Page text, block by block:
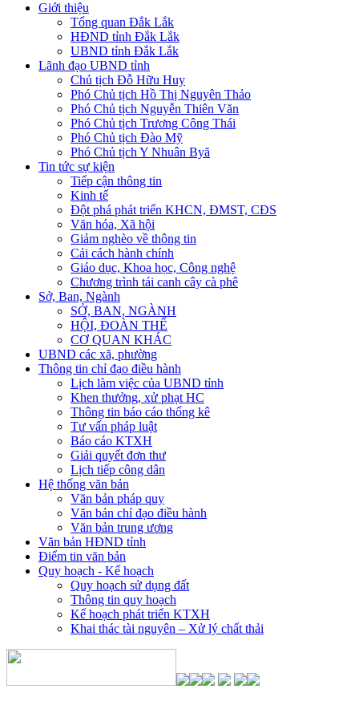
Giới thiệu
Tổng quan Đắk Lắk
HĐND tỉnh Đắk Lắk
UBND tỉnh Đắk Lắk
Lãnh đạo UBND tỉnh
Chủ tịch Đỗ Hữu Huy
Phó Chủ tịch Hồ Thị Nguyên Thảo
Phó Chủ tịch Nguyễn Thiên Văn
Phó Chủ tịch Trương Công Thái
Phó Chủ tịch Đào Mỹ
Phó Chủ tịch Y Nhuân Byă
Tin tức sự kiện
Tiếp cận thông tin
Kinh tế
Đột phá phát triển KHCN, ĐMST, CĐS
Văn hóa, Xã hội
Giảm nghèo về thông tin
Cải cách hành chính
Giáo dục, Khoa học, Công nghệ
Chương trình tái canh cây cà phê
Sở, Ban, Ngành
SỞ, BAN, NGÀNH
HỘI, ĐOÀN THỂ
CƠ QUAN KHÁC
UBND các xã, phường
Thông tin chỉ đạo điều hành
Lịch làm việc của UBND tỉnh
Khen thưởng, xử phạt HC
Thông tin báo cáo thống kê
Tư vấn pháp luật
Báo cáo KTXH
Giải quyết đơn thư
Lịch tiếp công dân
Hệ thống văn bản
Văn bản pháp quy
Văn bản chỉ đạo điều hành
Văn bản trung ương
Văn bản HĐND tỉnh
Điểm tin văn bản
Quy hoạch - Kế hoạch
Quy hoạch sử dụng đất
Thông tin quy hoạch
Kế hoạch phát triển KTXH
Khai thác tài nguyên – Xử lý chất thải